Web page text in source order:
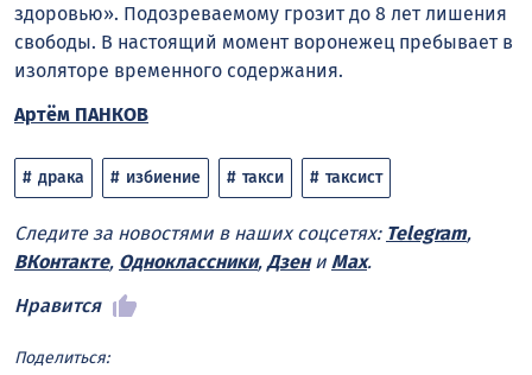
здоровью». Подозреваемому грозит до 8 лет лишения
свободы. В настоящий момент воронежец пребывает в
изоляторе временного содержания.
Артём ПАНКОВ
драка избиение такси таксист
Следите за новостями в наших соцсетях: Telegram,
ВКонтакте, Одноклассники, Дзени Max.
Нравится
Поделиться: